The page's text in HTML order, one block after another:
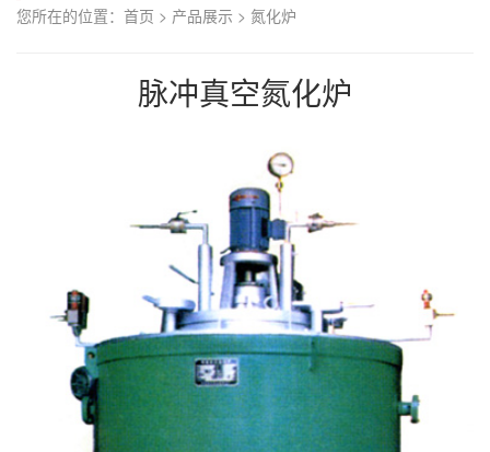
您所在的位置： 首页 > 产品展示 > 氮化炉
脉冲真空氮化炉